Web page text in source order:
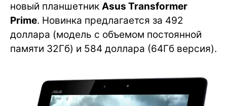
новый планшетник Asus Transformer
Prime. Новинка предлагается за 492
доллара (модель с объемом постоянной
памяти 32Гб) и 584 доллара (64Гб версия).